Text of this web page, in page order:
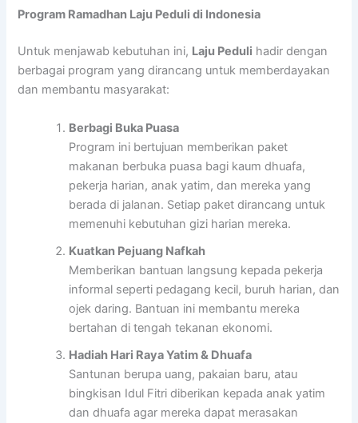
Program Ramadhan Laju Peduli di Indonesia
Untuk menjawab kebutuhan ini, Laju Peduli hadir dengan
berbagai program yang dirancang untuk memberdayakan
dan membantu masyarakat:
Berbagi Buka Puasa
Program ini bertujuan memberikan paket
makanan berbuka puasa bagi kaum dhuafa,
pekerja harian, anak yatim, dan mereka yang
berada di jalanan. Setiap paket dirancang untuk
memenuhi kebutuhan gizi harian mereka.
Kuatkan Pejuang Nafkah
Memberikan bantuan langsung kepada pekerja
informal seperti pedagang kecil, buruh harian, dan
ojek daring. Bantuan ini membantu mereka
bertahan di tengah tekanan ekonomi.
Hadiah Hari Raya Yatim & Dhuafa
Santunan berupa uang, pakaian baru, atau
bingkisan Idul Fitri diberikan kepada anak yatim
dan dhuafa agar mereka dapat merasakan